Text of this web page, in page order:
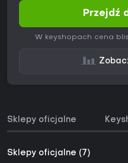
Przejdź
W keyshopach cena
Sklepy oficjalne
Sklepy oficjalne (7)